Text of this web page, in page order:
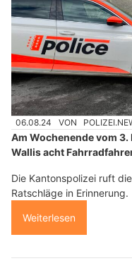
06.08.24 VON
Am Wochenende vom
Wallis acht
Die Kantonspolizei ruft
Ratschläge in Erinnerung.
Weiterlesen